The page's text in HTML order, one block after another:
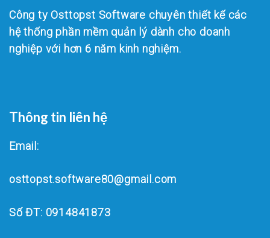
Công ty Osttopst Software chuyên thiết kế các
hệ thống phần mềm quản lý dành cho doanh
nghiệp với hơn 6 năm kinh nghiệm.
Thông tin liên hệ
Email:
osttopst.software80@gmail.com
Số ĐT: 0914841873